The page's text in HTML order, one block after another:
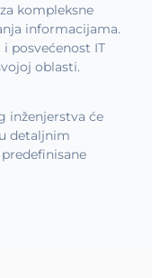
kompleksne
informacijama.
posvećenost IT
oblasti.
inženjerstva će
detaljnim